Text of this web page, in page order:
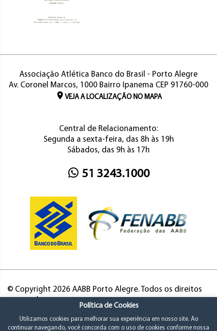
Associação Atlética Banco do Brasil - Porto Alegre
Av. Coronel Marcos, 1000 Bairro Ipanema CEP 91760-000
VEJA A LOCALIZAÇÃO NO MAPA
Central de Relacionamento:
Segunda a sexta-feira, das 8h às 19h
Sábados, das 9h às 17h
51 3243.1000
© Copyright 2026 AABB Porto Alegre. Todos os direitos
Política de Cookies
Utilizamos cookies para melhorar sua experiência em nosso site. Ao
continuar navegando, você concorda com o uso de cookies conforme nossa